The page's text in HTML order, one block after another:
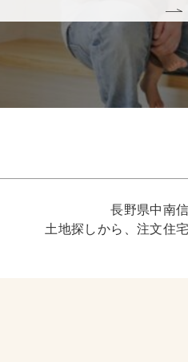
長野県中南
土地探しから、注文住